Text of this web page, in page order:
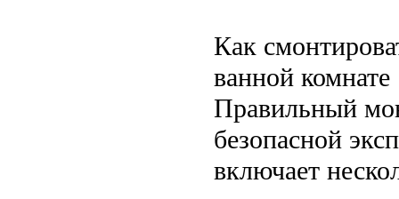
Как
ванной комнате
Правильный
безопасной
включает